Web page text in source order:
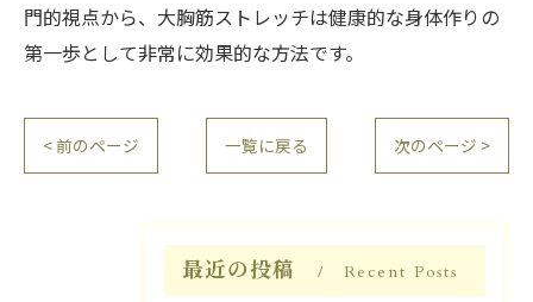
門的視点から、大胸筋ストレッチは健康的な身体作りの
第一歩として非常に効果的な方法です。
< 前のページ 一覧に戻る 次のページ >
最近の投稿 Recent Posts